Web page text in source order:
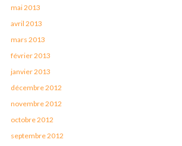
mai 2013
avril 2013
mars 2013
février 2013
janvier 2013
décembre 2012
novembre 2012
octobre 2012
septembre 2012